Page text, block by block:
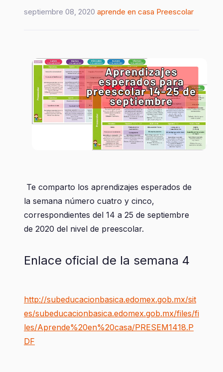
septiembre 08, 2020 aprende en casa Preescolar
Te comparto los aprendizajes esperados de
la semana número cuatro y cinco,
correspondientes del 14 a 25 de septiembre
de 2020 del nivel de preescolar.
Enlace oficial de la semana 4
http://subeducacionbasica.edomex.gob.mx/sit
es/subeducacionbasica.edomex.gob.mx/files/fi
les/Aprende%20en%20casa/PRESEM1418.P
DF